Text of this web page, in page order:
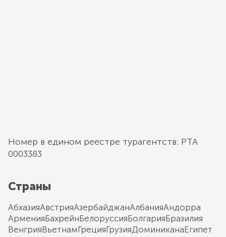
Номер в едином реестре турагентств: РТА
0003383
Страны
АбхазияАвстрияАзербайджанАлбанияАндорра
АрменияБахрейнБелоруссияБолгарияБразилия
ВенгрияВьетнамГрецияГрузияДоминиканаЕгипет